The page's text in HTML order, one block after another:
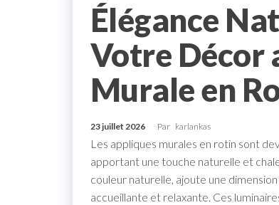
Élégance
Votre Décor
Murale en
23 juillet 2026 Par karlankas
Les appliques murales en rotin sont
apportant une touche naturelle et
couleur naturelle, ajoute une
accueillante et relaxante. Ces